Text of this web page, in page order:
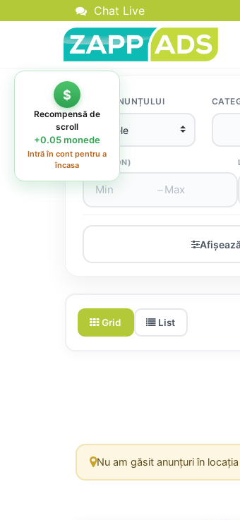
Chat Live
TIPUL ANUNȚULUI
PREȚ (RON)
–
Grid List
Nu am găsit anunțuri în
$
Recompensă de
scroll
+0.05 monede
Intră în cont pentru a
încasa